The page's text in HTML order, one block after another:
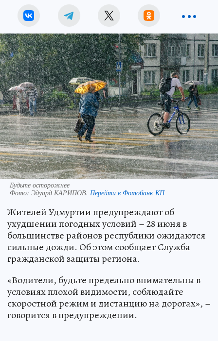
Будьте осторожнее
Фото: Эдуард КАРИПОВ. Перейти в Фотобанк КП
Жителей Удмуртии предупреждают об
ухудшении погодных условий – 28 июня в
большинстве районов республики ожидаются
сильные дожди. Об этом сообщает Служба
гражданской защиты региона.
«Водители, будьте предельно внимательны в
условиях плохой видимости, соблюдайте
скоростной режим и дистанцию на дорогах», –
говорится в предупреждении.